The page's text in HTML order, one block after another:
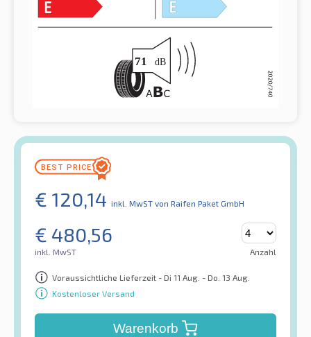
€ 120,14 inkl. MwST von Raifen Paket GmbH
€ 480,56
inkl. MwST Anzahl
Voraussichtliche Lieferzeit - Di 11 Aug. - Do. 13 Aug.
Kostenloser Versand
Warenkorb